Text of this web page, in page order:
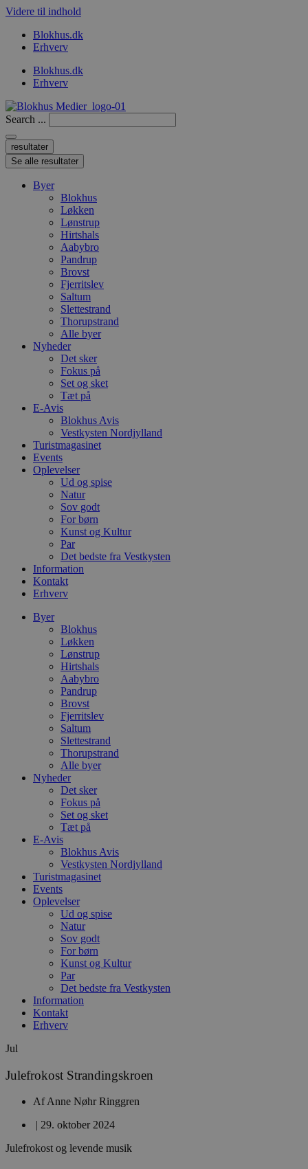
Videre til indhold
Blokhus.dk
Erhverv
Blokhus.dk
Erhverv
Search ...
resultater
Se alle resultater
Byer
Blokhus
Løkken
Lønstrup
Hirtshals
Aabybro
Pandrup
Brovst
Fjerritslev
Saltum
Slettestrand
Thorupstrand
Alle byer
Nyheder
Det sker
Fokus på
Set og sket
Tæt på
E-Avis
Blokhus Avis
Vestkysten Nordjylland
Turistmagasinet
Events
Oplevelser
Ud og spise
Natur
Sov godt
For børn
Kunst og Kultur
Par
Det bedste fra Vestkysten
Information
Kontakt
Erhverv
Byer
Blokhus
Løkken
Lønstrup
Hirtshals
Aabybro
Pandrup
Brovst
Fjerritslev
Saltum
Slettestrand
Thorupstrand
Alle byer
Nyheder
Det sker
Fokus på
Set og sket
Tæt på
E-Avis
Blokhus Avis
Vestkysten Nordjylland
Turistmagasinet
Events
Oplevelser
Ud og spise
Natur
Sov godt
For børn
Kunst og Kultur
Par
Det bedste fra Vestkysten
Information
Kontakt
Erhverv
Jul
Julefrokost Strandingskroen
AfAnne Nøhr Ringgren
| 29. oktober 2024
Julefrokost og levende musik